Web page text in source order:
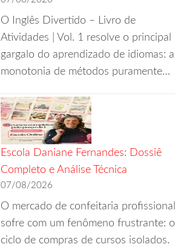
O Inglês Divertido – Livro de
Atividades | Vol. 1 resolve o principal
gargalo do aprendizado de idiomas: a
monotonia de métodos puramente…
Escola Daniane Fernandes: Dossiê
Completo e Análise Técnica
07/08/2026
O mercado de confeitaria profissional
sofre com um fenômeno frustrante: o
ciclo de compras de cursos isolados.